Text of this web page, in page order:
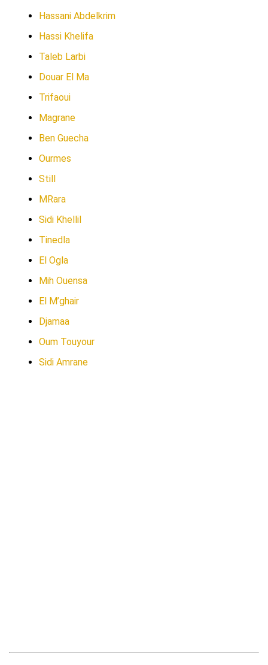
Hassani Abdelkrim
Hassi Khelifa
Taleb Larbi
Douar El Ma
Trifaoui
Magrane
Ben Guecha
Ourmes
Still
MRara
Sidi Khellil
Tinedla
El Ogla
Mih Ouensa
El M’ghair
Djamaa
Oum Touyour
Sidi Amrane